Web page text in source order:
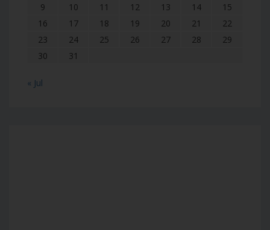
9
10 11 12 13 14
15
16
17 18 19 20 21
22
23
24 25 26 27 28
29
30
31
« Jul